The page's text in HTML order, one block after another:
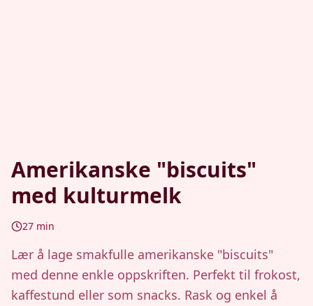
Amerikanske "biscuits"
med kulturmelk
27 min
Lær å lage smakfulle amerikanske "biscuits"
med denne enkle oppskriften. Perfekt til frokost,
kaffestund eller som snacks. Rask og enkel å